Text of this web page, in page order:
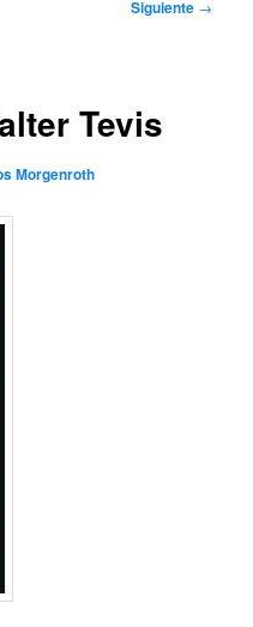
Siguiente →
Tevis
Morgenroth